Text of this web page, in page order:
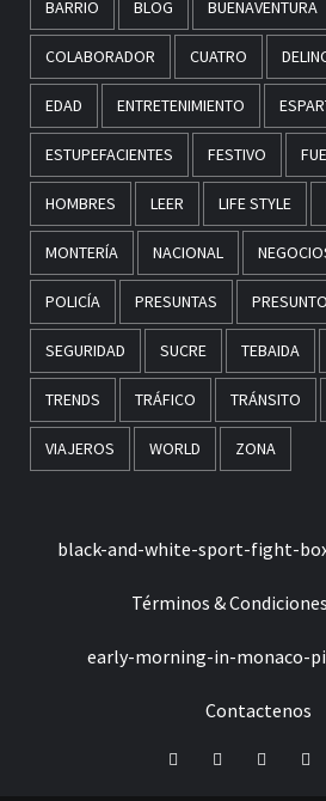
BARRIO BLOG BUENAVENTURA
COLABORADOR CUATRO
EDAD ENTRETENIMIENTO
ESTUPEFACIENTES FESTIVO
HOMBRES LEER LIFE STYLE
MONTERÍA NACIONAL
POLICÍA PRESUNTAS PRESUNTO
SEGURIDAD SUCRE TEBAIDA
TRENDS TRÁFICO TRÁNSITO
VIAJEROS WORLD ZONA
black-and-white-sport-fight-
Términos &
early-morning-in-monaco-
Contactenos
FacebookTwitterLinkedIn
VK